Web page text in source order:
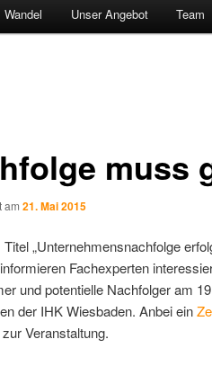
Wandel Unser Angebot Team
muss
am 21. Mai 2015
„Unternehmensnachfolge
Fachexperten
und potentielle Nachfolger am
der IHK Wiesbaden. Anbei ein
Veranstaltung.